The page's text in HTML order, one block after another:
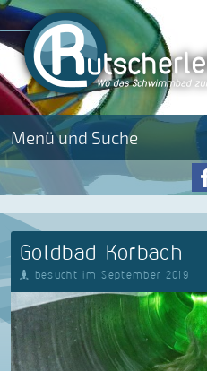
Menü und Suche
Goldbad Korbach
besucht im September 2019